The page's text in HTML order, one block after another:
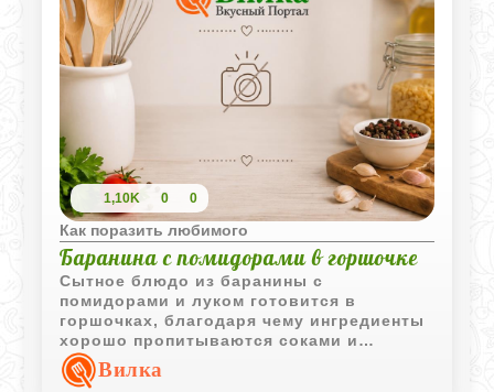
1,10K 0 0
Как поразить любимого
Баранина с помидорами в горшочке
Сытное блюдо из баранины с
помидорами и луком готовится в
горшочках, благодаря чему ингредиенты
хорошо пропитываются соками и
ароматами друг друга. Подача в
порционной посуде делает блюдо
Вилка